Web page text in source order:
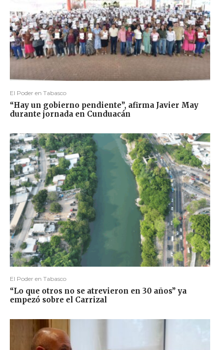
El Poder en Tabasco
“Hay un gobierno pendiente”, afirma Javier May
durante jornada en Cunduacán
El Poder en Tabasco
“Lo que otros no se atrevieron en 30 años” ya
empezó sobre el Carrizal